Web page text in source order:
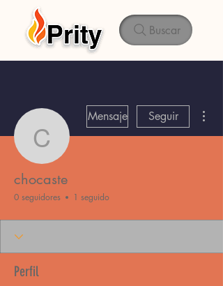
Buscar
chocaste
Mensaje Seguir
chocaste
0 seguidores 1 seguido
Perfil